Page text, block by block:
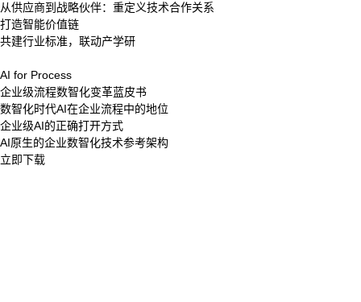
从供应商到战略伙伴：重定义技术合作关系
打造智能价值链
共建行业标准，联动产学研
AI for Process
企业级流程数智化变革蓝皮书
数智化时代AI在企业流程中的地位
企业级AI的正确打开方式
AI原生的企业数智化技术参考架构
立即下载